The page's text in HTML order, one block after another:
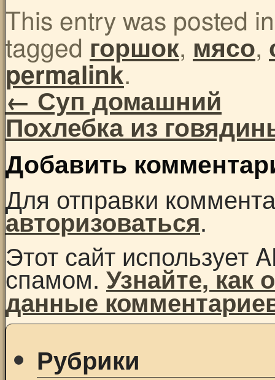
This entry was posted
tagged горшок, мясо,
permalink.
←Суп домашний
Похлебка из
Добавить
Для отправки
авторизоваться.
Этот сайт использует
спамом.Узнайте,
данные
Рубрики